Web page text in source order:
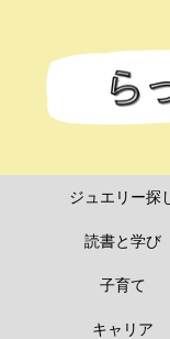
ジュエリー探
読書と学び
子育て
キャリア